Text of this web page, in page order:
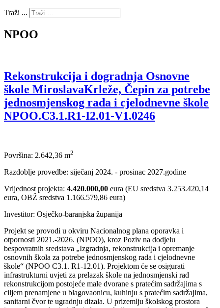
Traži ...
NPOO
Rekonstrukcija i dogradnja Osnovne
škole MiroslavaKrleže, Čepin za potrebe
jednosmjenskog rada i cjelodnevne škole
NPOO.C3.1.R1-I2.01-V1.0246
Površina: 2.642,36 m2
Razdoblje provedbe: siječanj 2024. - prosinac 2027.godine
Vrijednost projekta: 4.420.000,00 eura (EU sredstva 3.253.420,14
eura, OBŽ sredstva 1.166.579,86 eura)
Investitor: Osječko-baranjska županija
Projekt se provodi u okviru Nacionalnog plana oporavka i
otpornosti 2021.-2026. (NPOO), kroz Poziv na dodjelu
bespovratnih sredstava „Izgradnja, rekonstrukcija i opremanje
osnovnih škola za potrebe jednosmjenskog rada i cjelodnevne
škole“ (NPOO C3.1. R1-12.01). Projektom će se osigurati
infrastrukturni uvjeti za prelazak škole na jednosmjenski rad
rekonstrukcijom postojeće male dvorane s pratećim sadržajima s
ciljem prenamjene u blagovaonicu, kuhinju s pratećim sadržajima,
sanitarni čvor te ugradnju dizala. U prizemlju školskog prostora